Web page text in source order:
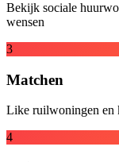
Bekijk sociale
wensen
3
Matchen
Like ruilwoningen en
4